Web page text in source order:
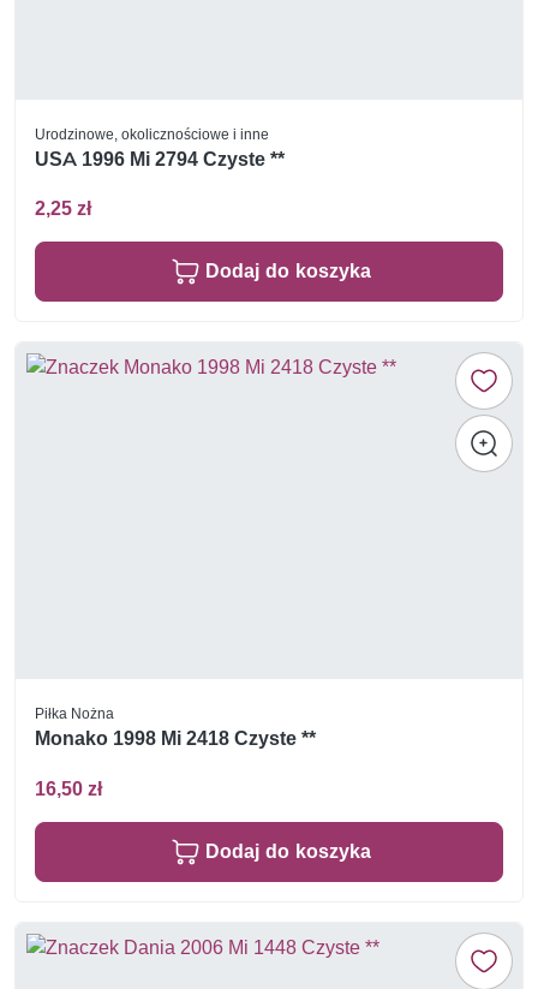
Urodzinowe, okolicznościowe i inne
USA 1996 Mi 2794 Czyste **
2,25 zł
Dodaj do koszyka
Piłka Nożna
Monako 1998 Mi 2418 Czyste **
16,50 zł
Dodaj do koszyka